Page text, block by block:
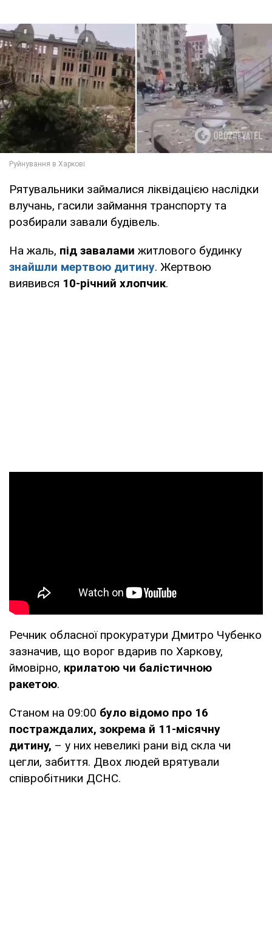
Рятувальники займалися ліквідацією наслідки
влучань, гасили займання транспорту та
розбирали завали будівель.
На жаль, під завалами житлового будинку
знайшли мертвою дитину. Жертвою
виявився 10-річний хлопчик.
Речник обласної прокуратури Дмитро Чубенко
зазначив, що ворог вдарив по Харкову,
ймовірно, крилатою чи балістичною
ракетою.
Станом на 09:00 було відомо про 16
постраждалих, зокрема й 11-місячну
дитину, – у них невеликі рани від скла чи
цегли, забиття. Двох людей врятували
співробітники ДСНС.